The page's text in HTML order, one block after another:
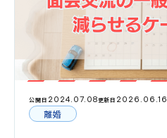
公開日 2024.07.08更新日 2026.06.16
離婚